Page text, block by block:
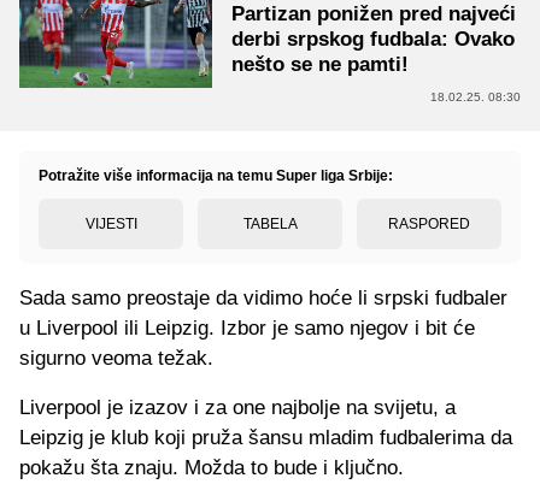
Partizan ponižen pred najveći
derbi srpskog fudbala: Ovako
nešto se ne pamti!
18.02.25. 08:30
Potražite više informacija na temu Super liga Srbije:
VIJESTI TABELA RASPORED
Sada samo preostaje da vidimo hoće li srpski fudbaler
u Liverpool ili Leipzig. Izbor je samo njegov i bit će
sigurno veoma težak.
Liverpool je izazov i za one najbolje na svijetu, a
Leipzig je klub koji pruža šansu mladim fudbalerima da
pokažu šta znaju. Možda to bude i ključno.